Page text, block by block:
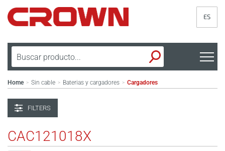
ES
Home > Sin cable > Baterias y cargadores > Cargadores
FILTERS
CAC121018X